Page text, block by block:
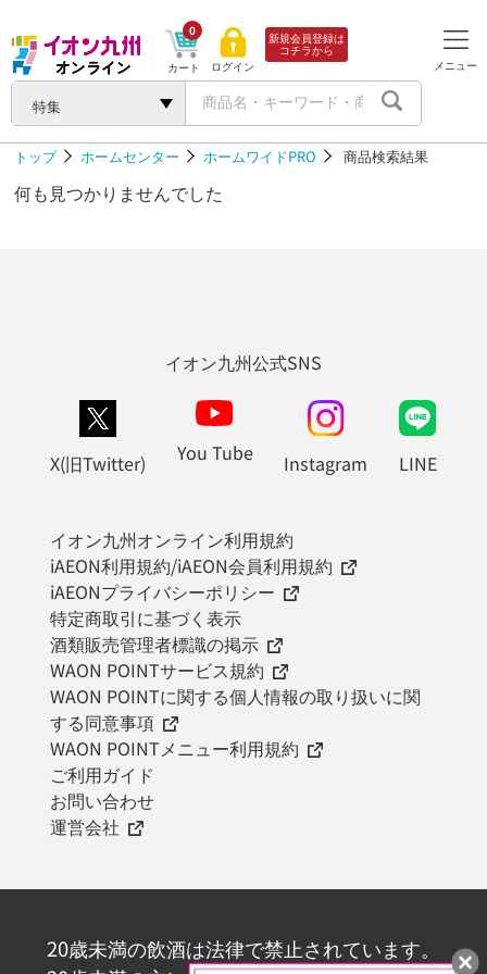
特集
カート
0
ログイン
新規会員登録は
コチラから
メニュー
トップ ホームセンター ホームワイドPRO 商品検索結果
何も見つかりませんでした
イオン九州公式SNS
X(旧Twitter) You Tube Instagram LINE
イオン九州オンライン利用規約
iAEON利用規約/iAEON会員利用規約
iAEONプライバシーポリシー
特定商取引に基づく表示
酒類販売管理者標識の掲示
WAON POINTサービス規約
WAON POINTに関する個人情報の取り扱いに関
する同意事項
WAON POINTメニュー利用規約
ご利用ガイド
お問い合わせ
運営会社
20歳未満の飲酒は法律で禁止されています。